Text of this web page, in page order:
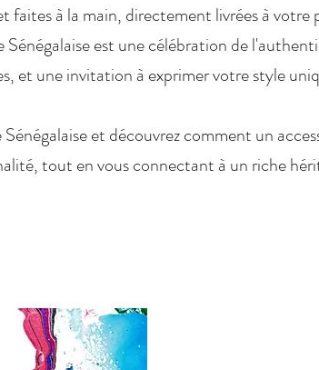
faites à la main, directement livrées à votre
est une célébration de
et une invitation à exprimer votre style
et découvrez comment un
tout en vous connectant à un riche